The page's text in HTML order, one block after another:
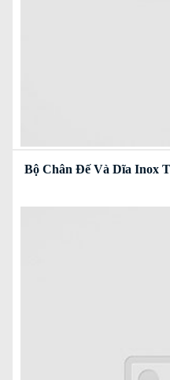
Bộ Chân Đế Và Dĩa Inox